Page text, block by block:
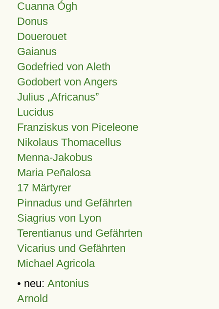
Cuanna Ógh
Donus
Douerouet
Gaianus
Godefried von Aleth
Godobert von Angers
Julius Africanus
Lucidus
Franziskus von Piceleone
Nikolaus Thomacellus
Menna-Jakobus
Maria Peñalosa
17 Märtyrer
Pinnadus und Gefährten
Siagrius von Lyon
Terentianus und Gefährten
Vicarius und Gefährten
Michael Agricola
• neu: Antonius
Arnold